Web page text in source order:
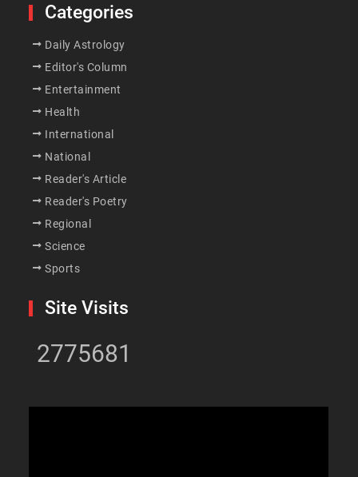
Categories
Daily Astrology
Editor's Column
Entertainment
Health
International
National
Reader's Article
Reader's Poetry
Regional
Science
Sports
Site Visits
2775681